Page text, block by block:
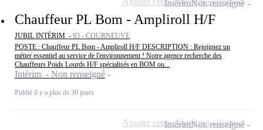
Chauffeur PL Bom - Ampliroll H/F
JUBIL INTÉRIM - 93 - COURNEUVE
POSTE : Chauffeur PL Bom - Ampliroll H/F DESCRIPTION : Rejoignez un
métier essentiel au service de l'environnement ! Notre agence recherche des
Chauffeurs Poids Lourds H/F spécialisés en BOM ou...
Intérim - Non renseigné
Publié il y a plus de 30 jours
IntérimNon renseigné
IntérimNon renseigné
Ajouter cette offre à ma sélection